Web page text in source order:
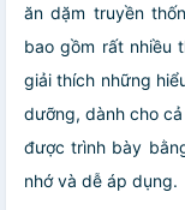
ăn dặm truyền
bao gồm rất nhiều
giải thích những
dưỡng, dành cho
được trình bày
nhớ và dễ áp dụng.